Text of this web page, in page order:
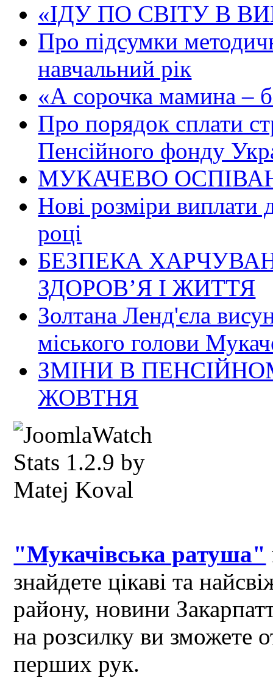
«ІДУ ПО СВІТУ В
Про підсумки
навчальний рік
«А сорочка мамина –
Про порядок сплати
Пенсійного фонду
МУКАЧЕВО
Нові розміри виплати
році
БЕЗПЕКА
ЗДОРОВ’Я І ЖИТТЯ
Золтана Ленд'єла
міського голови
ЗМІНИ В
ЖОВТНЯ
"Мукачівська ратуша"
знайдете цікаві та
району, новини
на розсилку ви зможете
перших рук.